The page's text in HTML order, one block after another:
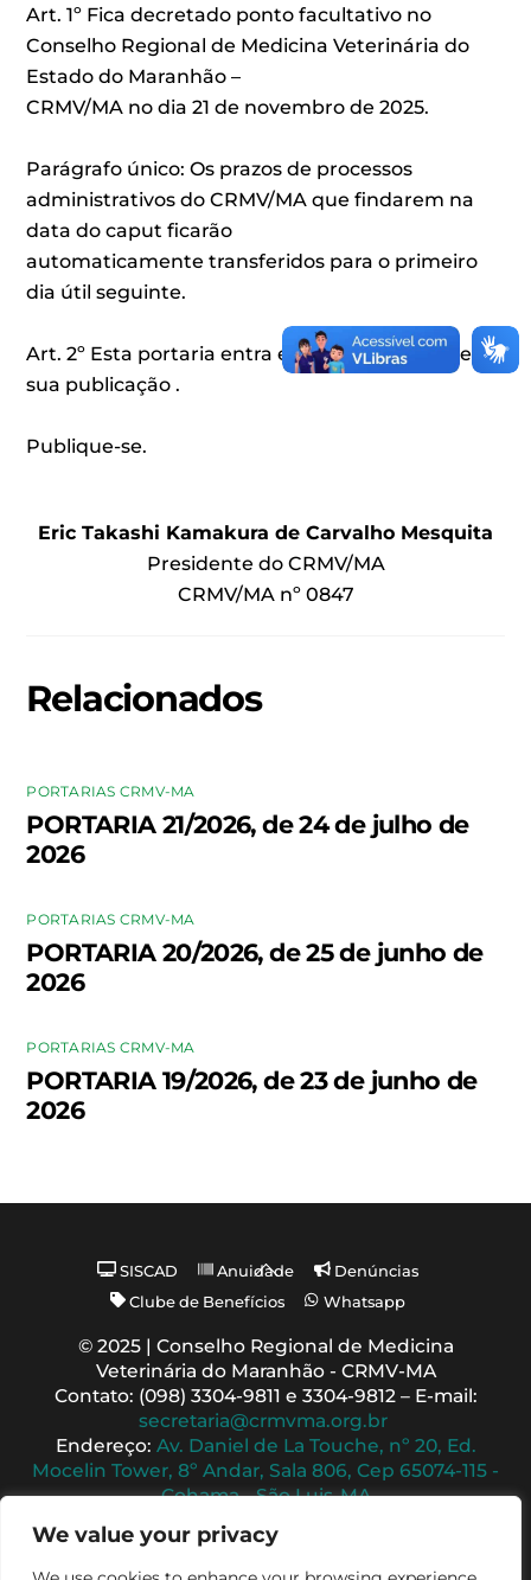
We value your privacy
Art. 1º Fica decretado ponto facultativo no
Conselho Regional de Medicina Veterinária do
Estado do Maranhão –
CRMV/MA no dia 21 de novembro de 2025.
Parágrafo único: Os prazos de processos
administrativos do CRMV/MA que findarem na
data do caput ficarão
automaticamente transferidos para o primeiro
dia útil seguinte.
Art. 2º Esta portaria entra em vigor da data de
sua publicação .
Publique-se.
Eric Takashi Kamakura de Carvalho Mesquita
Presidente do CRMV/MA
CRMV/MA nº 0847
Relacionados
PORTARIAS CRMV-MA
PORTARIA 21/2026, de 24 de julho de
2026
PORTARIAS CRMV-MA
PORTARIA 20/2026, de 25 de junho de
2026
PORTARIAS CRMV-MA
PORTARIA 19/2026, de 23 de junho de
2026
Back
To
SISCAD Anuidade
Denúncias
Clube de Benefícios
Whatsapp
© 2025 | Conselho Regional de Medicina
Veterinária do Maranhão - CRMV-MA
Contato: (098) 3304-9811 e 3304-9812 – E-mail:
secretaria@crmvma.org.br
Endereço: Av. Daniel de La Touche, nº 20, Ed.
Mocelin Tower, 8º Andar, Sala 806, Cep 65074-115 -
Cohama - São Luis-MA
Horário de Funcionamento: 8h às 14h (Segunda a
Sexta)